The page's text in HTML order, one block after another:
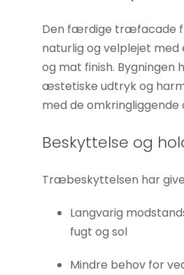
Den færdige træfacade
naturlig og velplejet
og mat finish. Bygningen
æstetiske udtryk og
med de omkringliggende
Beskyttelse og
Træbeskyttelsen har
Langvarig
fugt og sol
Mindre behov for